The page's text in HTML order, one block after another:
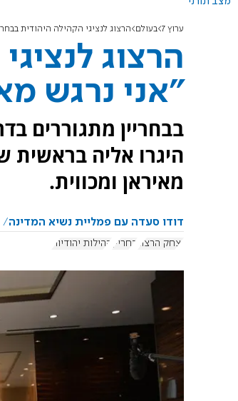
ערוץ 7 בעולם הרצוג לנציגי הקהילה היהודית
הרצוג
"אני נרגש
בבחריין מתגוררים
מאיראן ומכווית.
דודו סעדה עם פמליית נשיא המדינה
יצחק הרצוג בחריין קהילות יהודיות